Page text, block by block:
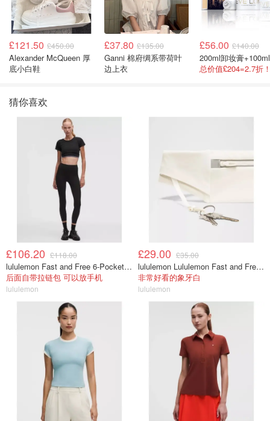
£121.50 £450.00
Alexander McQueen 厚
底小白鞋
£37.80 £135.00
Ganni 棉府绸系带荷叶
边上衣
£56.00 £140.00
猜你喜欢
£106.20 £118.00
lululemon Fast and Free 6-Pocket 高腰紧身裤 25英寸
后面自带拉链包 可以放手机
lululemon
£29.00 £35.00
lululemon Lululemon Fast and Free 跑步腰包
非常好看的象牙白
lululemon